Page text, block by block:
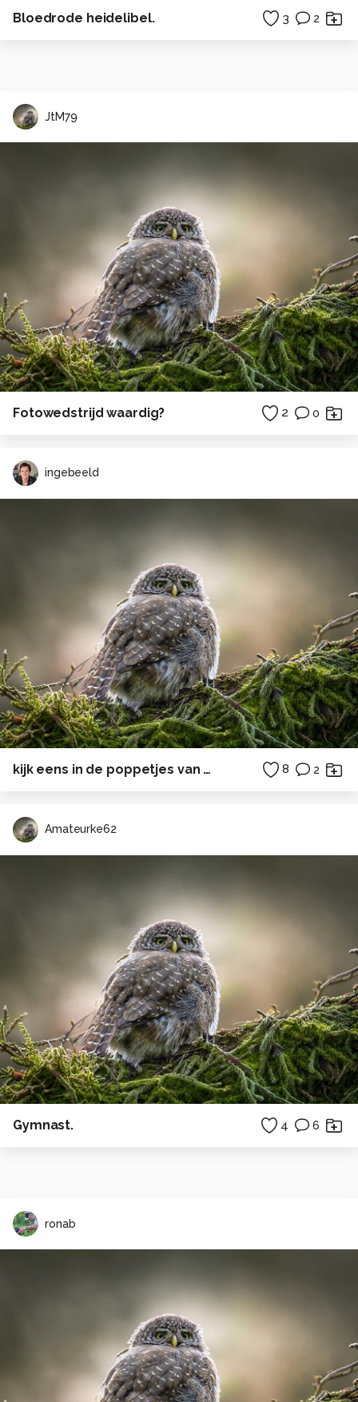
Bloedrode heidelibel. 3 2
JtM79
Fotowedstrijd waardig? 2 0
ingebeeld
kijk eens in de poppetjes van mijn ogen... 8 2
Amateurke62
Gymnast. 4 6
ronab